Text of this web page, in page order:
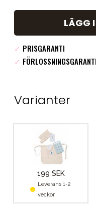
LÄGG
✓ PRISGARANTI
✓ FÖRLOSSNINGSGARANTI
Varianter
199 SEK
Leverans 1-2
veckor